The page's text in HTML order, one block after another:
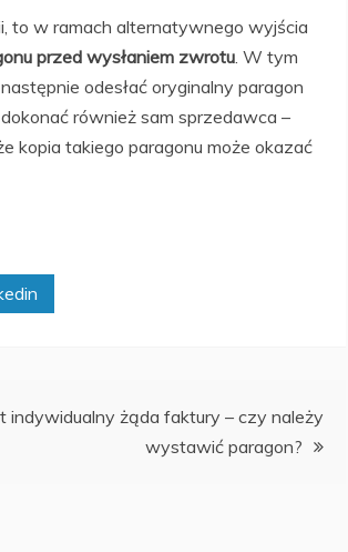
to w ramach alternatywnego wyjścia
przed wysłaniem zwrotu . W tym
odesłać oryginalny paragon
również sam sprzedawca –
kopia takiego paragonu może okazać
indywidualny żąda faktury – czy należy
wystawić paragon?